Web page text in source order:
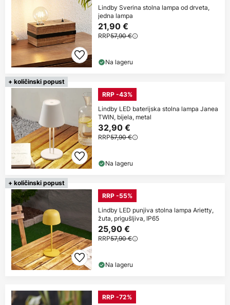
Lindby Sverina stolna lampa od drveta,
jedna lampa
21,90 €
RRP57,90 €
Na lageru
+ količinski popust
RRP -43%
Lindby LED baterijska stolna lampa Janea
TWIN, bijela, metal
32,90 €
RRP57,90 €
Na lageru
+ količinski popust
RRP -55%
Lindby LED punjiva stolna lampa Arietty,
žuta, prigušljiva, IP65
25,90 €
RRP57,90 €
Na lageru
RRP -72%